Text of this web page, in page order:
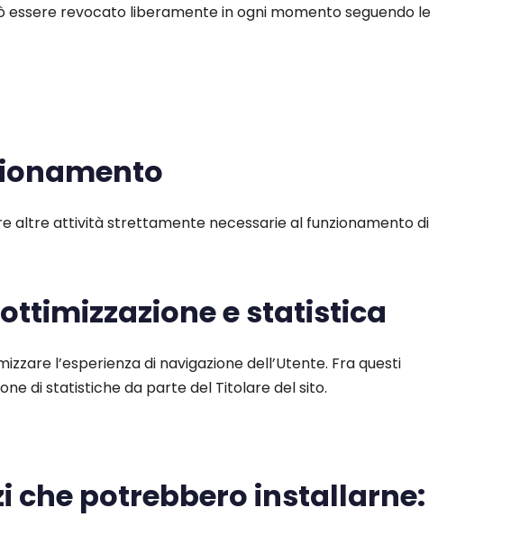
essere revocato liberamente in ogni momento seguendo le
altre attività strettamente necessarie al funzionamento di
e statistica
l’esperienza di navigazione dell’Utente. Fra questi
di statistiche da parte del Titolare del sito.
che potrebbero installarne: